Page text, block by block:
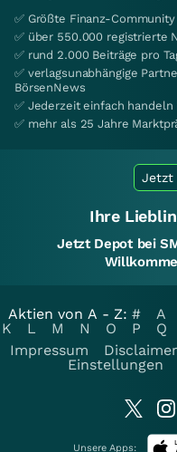
✅ Größte Finanz-
✅ über 550.000 registrierte
✅ rund 2.000 Beiträge pro
✅ verlagsunabhängige
BörsenNews
✅ Jederzeit einfach handeln
✅ mehr als 25 Jahre
Jetzt
Ihre
Jetzt Depot bei
Aktien von A - Z: # A
K
L M N O P Q
Impressum
Disclaimer
Einstellungen
Unsere Apps: